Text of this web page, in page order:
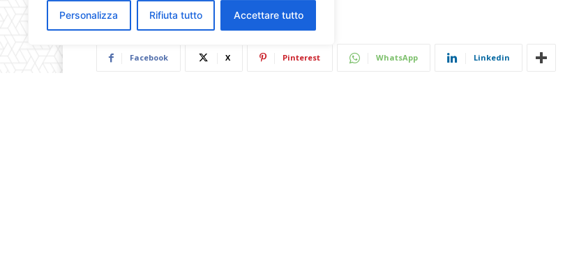
Personalizza Rifiuta tutto Accettare tutto